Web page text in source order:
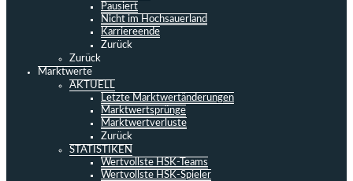
Pausiert
Nicht im Hochsauerland
Karriereende
Zurück
Zurück
Marktwerte
AKTUELL
Letzte Marktwertänderungen
Marktwertsprünge
Marktwertverluste
Zurück
STATISTIKEN
Wertvollste HSK-Teams
Wertvollste HSK-Spieler